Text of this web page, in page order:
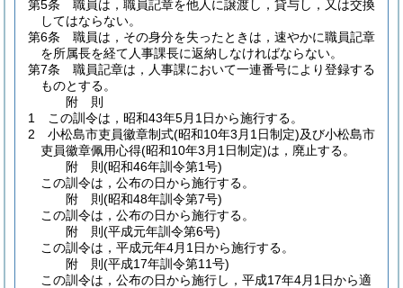
第5条
職員は，職員記章を他人に譲渡し，貸与し，又は交換
してはならない。
第6条
職員は，その身分を失ったときは，速やかに職員記章
を所属長を経て人事課長に返納しなければならない。
第7条
職員記章は，人事課において一連番号により登録する
ものとする。
附 則
1
この訓令は，昭和43年5月1日から施行する。
2
小松島市吏員徽章制式(昭和10年3月1日制定)及び小松島市
吏員徽章佩用心得(昭和10年3月1日制定)は，廃止する。
附 則(昭和46年訓令第1号)
この訓令は，公布の日から施行する。
附 則(昭和48年訓令第7号)
この訓令は，公布の日から施行する。
附 則(平成元年訓令第6号)
この訓令は，平成元年4月1日から施行する。
附 則(平成17年訓令第11号)
この訓令は，公布の日から施行し，平成17年4月1日から適